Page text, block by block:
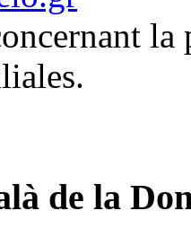
de la